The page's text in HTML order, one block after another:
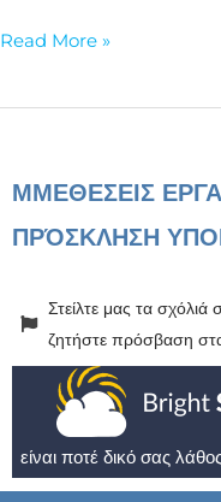
Read More »
ΜΜΕΘΕΣΕΙΣ
ΠΡΌΣΚΛΗΣΗ
Στείλτε μας τα
ζητήστε πρόσβαση
είναι ποτέ δικό σας